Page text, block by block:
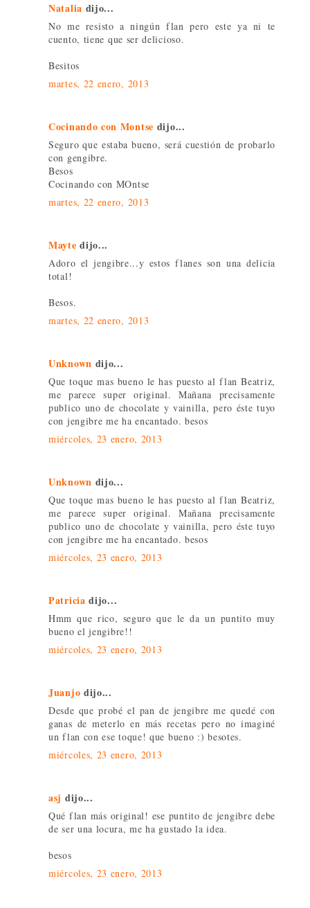
Natalia dijo...
No me resisto a ningún flan pero este ya ni te
cuento, tiene que ser delicioso.
Besitos
martes, 22 enero, 2013
Cocinando con Montse dijo...
Seguro que estaba bueno, será cuestión de probarlo
con gengibre.
Besos
Cocinando con MOntse
martes, 22 enero, 2013
Mayte dijo...
Adoro el jengibre...y estos flanes son una delicia
total!
Besos.
martes, 22 enero, 2013
Unknown dijo...
Que toque mas bueno le has puesto al flan Beatriz,
me parece super original. Mañana precisamente
publico uno de chocolate y vainilla, pero éste tuyo
con jengibre me ha encantado. besos
miércoles, 23 enero, 2013
Unknown dijo...
Que toque mas bueno le has puesto al flan Beatriz,
me parece super original. Mañana precisamente
publico uno de chocolate y vainilla, pero éste tuyo
con jengibre me ha encantado. besos
miércoles, 23 enero, 2013
Patricia dijo...
Hmm que rico, seguro que le da un puntito muy
bueno el jengibre!!
miércoles, 23 enero, 2013
Juanjo dijo...
Desde que probé el pan de jengibre me quedé con
ganas de meterlo en más recetas pero no imaginé
un flan con ese toque! que bueno :) besotes.
miércoles, 23 enero, 2013
asj dijo...
Qué flan más original! ese puntito de jengibre debe
de ser una locura, me ha gustado la idea.
besos
miércoles, 23 enero, 2013